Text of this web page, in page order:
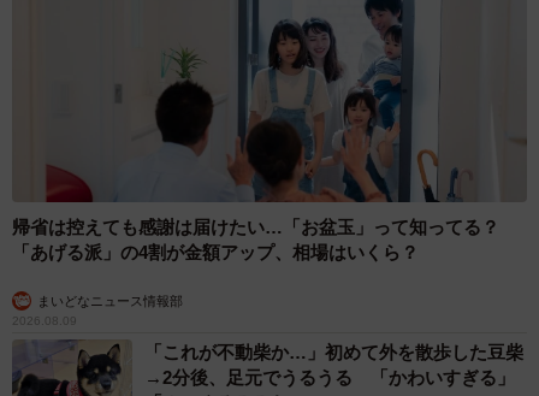
帰省は控えても感謝は届けたい…「お盆玉」って知ってる？
「あげる派」の4割が金額アップ、相場はいくら？
まいどなニュース情報部
2026.08.09
「これが不動柴か…」初めて外を散歩した豆柴
→2分後、足元でうるうる 「かわいすぎる」